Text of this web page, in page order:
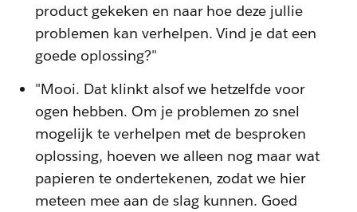
product gekeken en naar hoe deze jullie
problemen kan verhelpen. Vind je dat een
goede oplossing?"
"Mooi. Dat klinkt alsof we hetzelfde voor
ogen hebben. Om je problemen zo snel
mogelijk te verhelpen met de besproken
oplossing, hoeven we alleen nog maar wat
papieren te ondertekenen, zodat we hier
meteen mee aan de slag kunnen. Goed